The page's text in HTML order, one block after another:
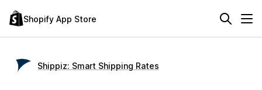
Shopify App Store
Shippiz: Smart Shipping Rates